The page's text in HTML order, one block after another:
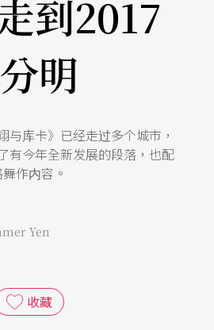
到2017
明
库卡》已经走过多个城市，
有今年全新发展的段落，也配
作内容。
Yen
收藏